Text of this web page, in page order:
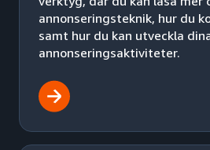
annonseringsteknik, hur du
samt hur du kan utveckla
annonseringsaktiviteter.